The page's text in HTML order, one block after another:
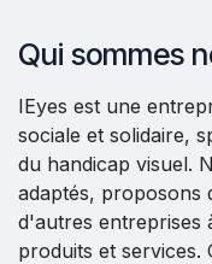
Qui sommes
IEyes est une
sociale et solidaire,
du handicap visuel.
adaptés, proposons
d'autres entreprises
produits et services.